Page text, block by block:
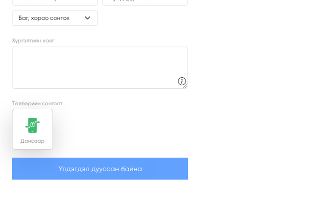
Хүргэлтийн хаяг
Төлбөрийн сонголт
Дансаар
Үлдэгдэл дууссан байна